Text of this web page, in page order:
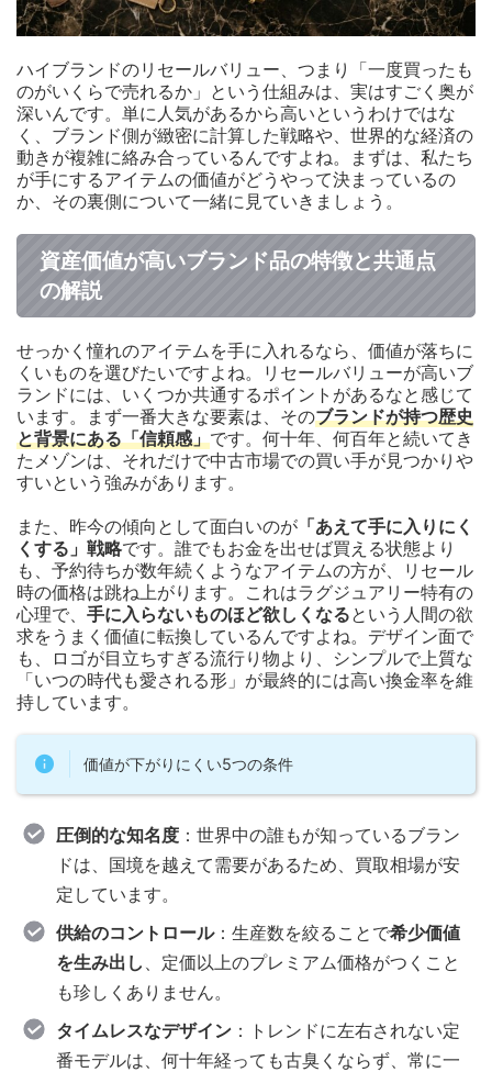
ハイブランドのリセールバリュー、つまり「一度買ったも
のがいくらで売れるか」という仕組みは、実はすごく奥が
深いんです。単に人気があるから高いというわけではな
く、ブランド側が緻密に計算した戦略や、世界的な経済の
動きが複雑に絡み合っているんですよね。まずは、私たち
が手にするアイテムの価値がどうやって決まっているの
か、その裏側について一緒に見ていきましょう。
資産価値が高いブランド品の特徴と共通点
の解説
せっかく憧れのアイテムを手に入れるなら、価値が落ちに
くいものを選びたいですよね。リセールバリューが高いブ
ランドには、いくつか共通するポイントがあるなと感じて
います。まず一番大きな要素は、そのブランドが持つ歴史
と背景にある「信頼感」です。何十年、何百年と続いてき
たメゾンは、それだけで中古市場での買い手が見つかりや
すいという強みがあります。
また、昨今の傾向として面白いのが 「あえて手に入りにく
くする」戦略です。誰でもお金を出せば買える状態より
も、予約待ちが数年続くようなアイテムの方が、リセール
時の価格は跳ね上がります。これはラグジュアリー特有の
心理で、 手に入らないものほど欲しくなるという人間の欲
求をうまく価値に転換しているんですよね。デザイン面で
も、ロゴが目立ちすぎる流行り物より、シンプルで上質な
「いつの時代も愛される形」が最終的には高い換金率を維
持しています。
価値が下がりにくい5つの条件
圧倒的な知名度 ：世界中の誰もが知っているブラン
ドは、国境を越えて需要があるため、買取相場が安
定しています。
供給のコントロール：生産数を絞ることで希少価値
を生み出し 、定価以上のプレミアム価格がつくこと
も珍しくありません。
タイムレスなデザイン ：トレンドに左右されない定
番モデルは、何十年経っても古臭くならず、常に一